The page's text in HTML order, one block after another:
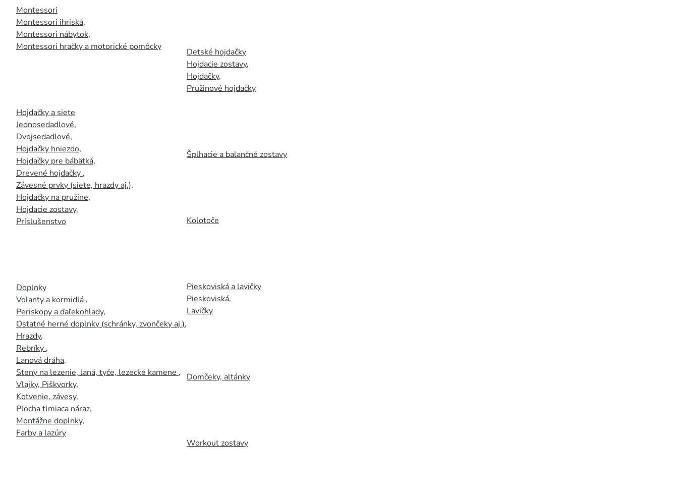
Montessori
Montessori ihriská,
Montessori nábytok,
Montessori hračky a motorické pomôcky
Hojdačky a siete
Jednosedadlové,
Dvojsedadlové,
Hojdačky hniezdo,
Hojdačky pre bábätká,
Drevené hojdačky ,
Závesné prvky (siete, hrazdy aj.),
Hojdačky na pružine,
Hojdacie zostavy,
Príslušenstvo
Doplnky
Volanty a kormidlá ,
Periskopy a ďaľekohlady,
Ostatné herné doplnky (schránky, zvončeky aj.),
Hrazdy,
Rebríky ,
Lanová dráha,
Steny na lezenie, laná, tyče, lezecké kamene ,
Vlajky, Piškvorky,
Kotvenie, závesy,
Plocha tlmiaca náraz,
Montážne doplnky,
Farby a lazúry
Detské hojdačky
Hojdacie zostavy,
Hojdačky,
Pružinové hojdačky
Šplhacie a balančné zostavy
Kolotoče
Pieskoviská a lavičky
Pieskoviská,
Lavičky
Domčeky, altánky
Workout zostavy